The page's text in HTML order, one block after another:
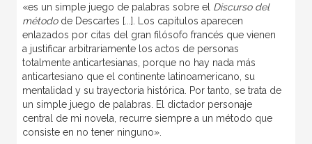
«es un simple juego de palabras sobre el Discurso del
métodode Descartes [...]. Los capítulos aparecen
enlazados por citas del gran filósofo francés que vienen
a justificar arbitrariamente los actos de personas
totalmente anticartesianas, porque no hay nada más
anticartesiano que el continente latinoamericano, su
mentalidad y su trayectoria histórica. Por tanto, se trata de
un simple juego de palabras. El dictador personaje
central de mi novela, recurre siempre a un método que
consiste en no tener ninguno».